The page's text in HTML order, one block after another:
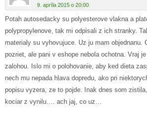
9. apríla 2015 o 20:00
Potah autosedacky su polyesterove vlakna a
polypropylenove, tak mi odpisali z ich stranky.
materialy su vyhovujuce. Uz ju mam objednanu.
pozriet, ale pani v eshope nebola ochotna. Vraj
zalohou. Islo mi o polohovanie, aby ked dieta
nech mu nepada hlava dopredu, ako pri
popisu vyzera, ze to pojde. Inak dnes som
kociar z vynilu…. ach jaj, co uz…